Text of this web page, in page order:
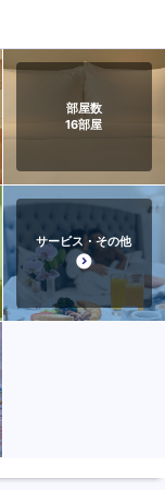
部屋数
16部屋
サービス・その他